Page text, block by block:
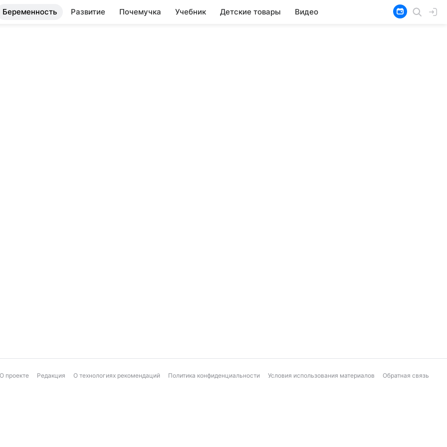
Беременность Развитие Почемучка Учебник Детские товары Видео
О проекте Редакция О технологиях рекомендаций Политика конфиденциальности Условия использования материалов Обратная связь